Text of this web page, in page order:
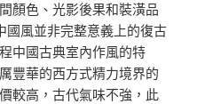
顏色、光影後果和裝潢品
國風並非完整意義上的復古
中國古典室內作風的特
豐華的西方式精力境界的
較高，古代氣味不強，此